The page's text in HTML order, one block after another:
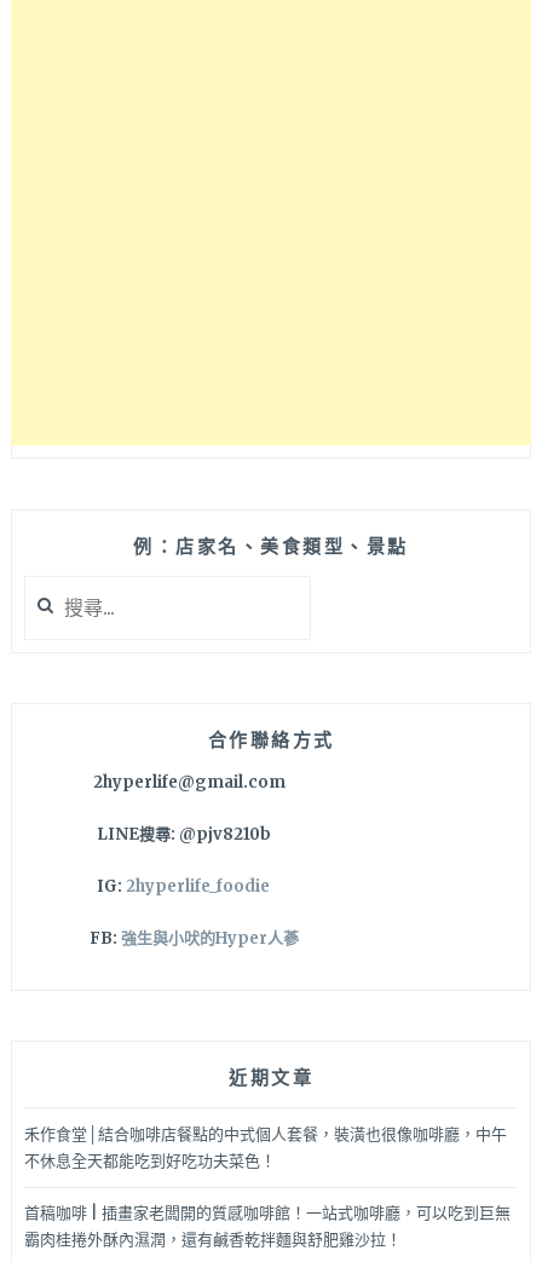
例：店家名、美食類型、景點
尋
合作聯絡方式
2hyperlife@gmail.com
LINE搜尋: @pjv8210b
IG: 2hyperlife_foodie
FB: 強生與小吠的Hyper人蔘
近期文章
禾作食堂│結合咖啡店餐點的中式個人套餐，裝潢也很像咖啡廳，中午
不休息全天都能吃到好吃功夫菜色！
首稿咖啡 | 插畫家老闆開的質感咖啡館！一站式咖啡廳，可以吃到巨無
霸肉桂捲外酥內濕潤，還有鹹香乾拌麵與舒肥雞沙拉！